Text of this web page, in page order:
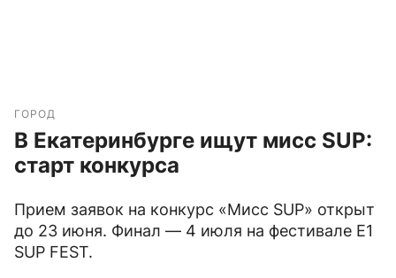
ГОРОД
В Екатеринбурге ищут мисс SUP:
старт конкурса
Прием заявок на конкурс «Мисс SUP» открыт
до 23 июня. Финал — 4 июля на фестивале E1
SUP FEST.